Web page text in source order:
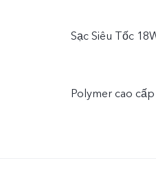
Sạc Siêu Tốc
Polymer cao cấp